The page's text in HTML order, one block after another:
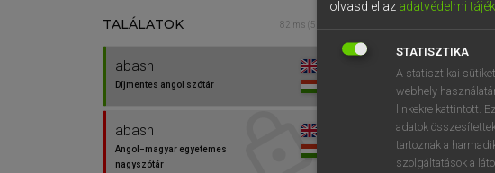
TALÁLATOK 82 ms (5 db)
abash
Díjmentes angol szótár
abash
Angol−magyar egyetemes
nagyszótár
Díjmentes
abash ige
zavarba
⚲ abashkeresése
olvasd el az adatvédelmi
STATISZTIKA
A statisztikai
webhely
linkekre kattintott.
adatok
tartoznak a
szolgáltatások a
EN HU DE CN FR
0 1 2
q w
a s
í y